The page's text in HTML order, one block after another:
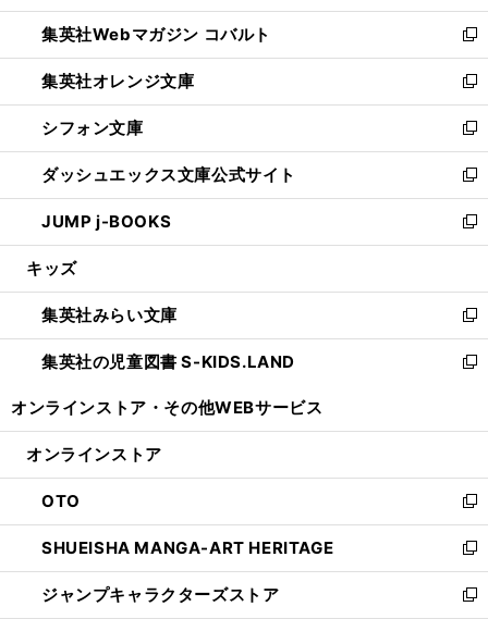
開
く
ウ
で
開
く
ン
ド
ウ
で
開
く
ウ
ィ
ン
ド
ウ
で
開
く
集英社Webマガジン コバルト
新
し
い
ウ
ィ
ン
ド
ウ
で
開
集英社オレンジ文庫
新
し
い
ウ
ィ
ン
ド
ウ
開
く
シフォン文庫
新
し
い
ウ
ィ
ン
ウ
で
開
く
ダッシュエックス文庫公式サイト
新
し
い
ウ
ン
ド
ウ
で
JUMP j-BOOKS
新
し
ウ
ィ
ン
ド
開
キッズ
集英社みらい文庫
新
し
い
ン
ウ
で
開
く
集英社の児童図書 S-KIDS.LAND
新
ウ
ン
ド
ウ
で
開
く
オンラインストア・ その他WEBサービス
オンラインストア
OTO
新
し
い
ウ
ィ
SHUEISHA MANGA-ART HERITAGE
新
し
い
ジャンプキャラクターズストア
新